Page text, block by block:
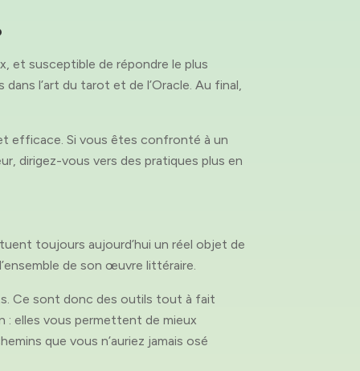
et susceptible de répondre le plus
l’art du tarot et de l’Oracle. Au final,
efficace. Si vous êtes confronté à un
dirigez-vous vers des pratiques plus en
toujours aujourd’hui un réel objet de
de son œuvre littéraire.
Ce sont donc des outils tout à fait
: elles vous permettent de mieux
que vous n’auriez jamais osé